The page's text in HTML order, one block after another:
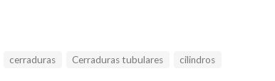
cerraduras Cerraduras tubulares cilindros